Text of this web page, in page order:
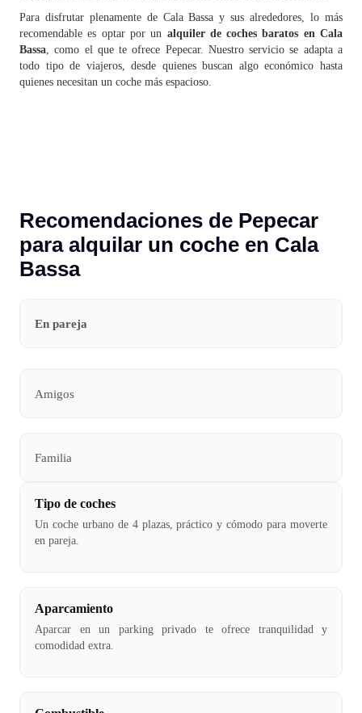
Para disfrutar plenamente de Cala Bassa y sus alrededores, lo más
recomendable es optar por un alquiler de coches baratos en Cala
Bassa, como el que te ofrece Pepecar. Nuestro servicio se adapta a
todo tipo de viajeros, desde quienes buscan algo económico hasta
quienes necesitan un coche más espacioso.
Recomendaciones de Pepecar
para alquilar un coche en Cala
Bassa
En pareja
Amigos
Familia
Tipo de coches
Un coche urbano de 4 plazas, práctico y cómodo para moverte
en pareja.
Aparcamiento
Aparcar en un parking privado te ofrece tranquilidad y
comodidad extra.